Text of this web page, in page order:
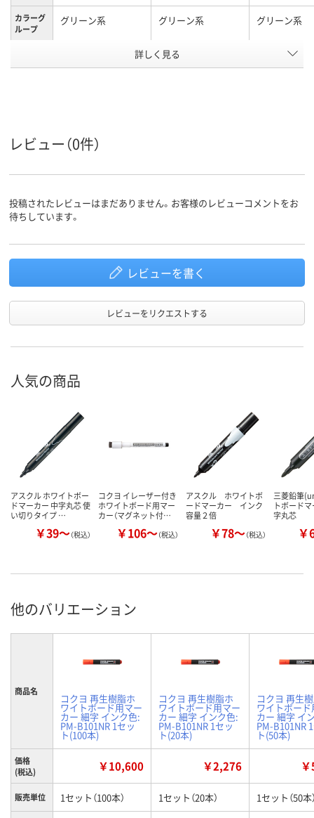
カラーグ
ループ
グリーン系 グリーン系 グリーン系
中字丸芯、中字 中字丸芯、中
ール系）
料インク
インク充
填方法
中綿式 中綿式 直液式
商品環境
70 30
詳しく見る
レビュー（0件）
投稿されたレビューはまだありません。お客様のレビューコメントをお
待ちしています。
レビューを書く
レビューをリクエストする
人気の商品
アスクル ホワイトボー
ドマーカー 中字丸芯 使
い切りタイプ …
￥39～（税込）
コクヨ イレーザー付き
ホワイトボード用マー
カー（マグネット付…
￥106～（税込）
アスクル ホワイトボ
ードマーカー インク
容量２倍
￥78～（税込）
三菱鉛筆
トボード
字丸芯
￥
他のバリエーション
商品名
コクヨ 再生樹脂ホ
ワイトボード用マー
カー 細字 インク色:
PM-B101NR 1セッ
ト(100本)
コクヨ 再生樹脂ホ
ワイトボード用マー
カー 細字 インク色:
PM-B101NR 1セッ
ト(20本)
コクヨ 再生
ワイトボー
カー 細字 イ
PM-B101NR
ト(50本)
価格
(税込)
￥10,600 ￥2,276
販売単位 1セット（100本） 1セット（20本） 1セット（50本